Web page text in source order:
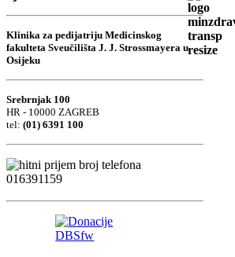
Klinika za pedijatriju Medicinskog
fakulteta Sveučilišta J. J. Strossmayera u
Osijeku
Srebrnjak 100
HR - 10000 ZAGREB
tel: (01) 6391 100